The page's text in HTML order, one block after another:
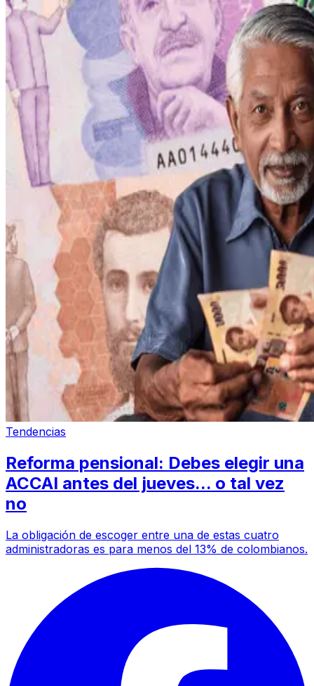
Tendencias
Reforma pensional: Debes elegir una
ACCAI antes del jueves... o tal vez
no
La obligación de escoger entre una de estas cuatro
administradoras es para menos del 13% de colombianos.